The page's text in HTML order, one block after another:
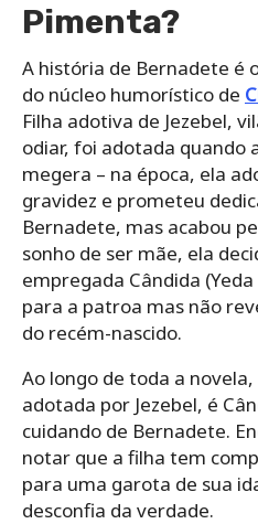
Pimenta?
A história de Bernadete é
do núcleo humorístico de
Filha adotiva de Jezebel,
odiar, foi adotada quando
megera – na época, ela
gravidez e prometeu
Bernadete, mas acabou
sonho de ser mãe, ela
empregada Cândida
para a patroa mas não
do recém-nascido.
Ao longo de toda a
adotada por Jezebel, é
cuidando de Bernadete.
notar que a filha tem
para uma garota de sua
desconfia da verdade.